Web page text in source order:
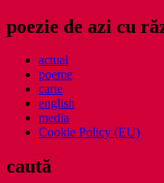
poezie de azi cu
actual
poeme
carte
english
media
Cookie Policy (EU)
caută